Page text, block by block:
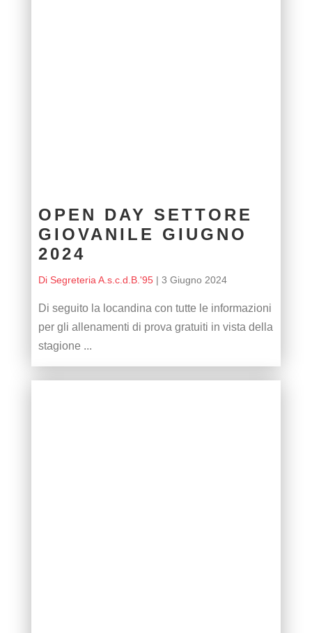
OPEN DAY SETTORE
GIOVANILE GIUGNO
2024
Di Segreteria A.s.c.d.B.'95| 3 Giugno 2024
Di seguito la locandina con tutte le informazioni
per gli allenamenti di prova gratuiti in vista della
stagione ...